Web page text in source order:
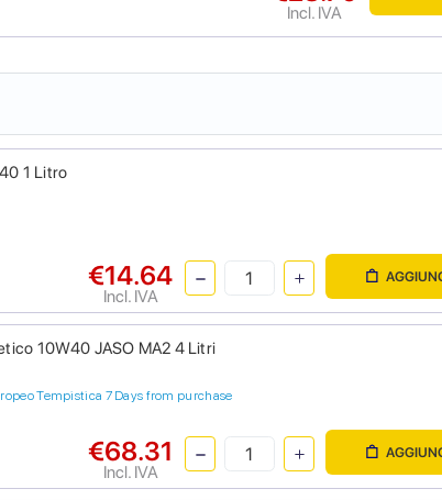
Incl. IVA
1 Litro
€14.64
Incl. IVA
10W40 JASO MA2 4 Litri
Tempistica 7 Days from purchase
€68.31
Incl. IVA